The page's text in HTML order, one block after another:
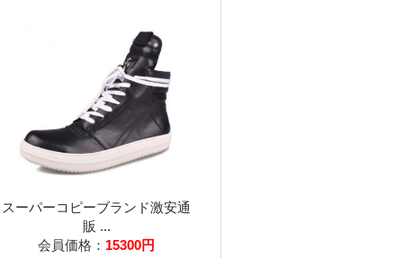
スーパーコピーブランド激安通
販 ...
会員価格： 15300円